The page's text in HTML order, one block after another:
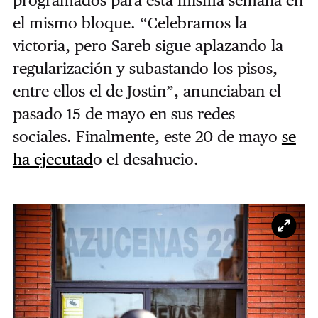
el mismo bloque. “Celebramos la
victoria, pero Sareb sigue aplazando la
regularización y subastando los pisos,
entre ellos el de Jostin”, anunciaban el
pasado 15 de mayo en sus redes
sociales. Finalmente, este 20 de mayo se
ha ejecutado el desahucio.